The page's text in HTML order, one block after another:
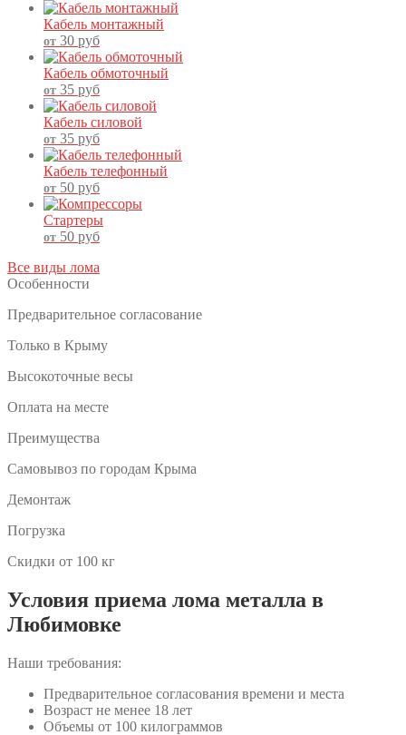
Кабель монтажный
от 30 руб
Кабель обмоточный
от 35 руб
Кабель силовой
от 35 руб
Кабель телефонный
от 50 руб
Стартеры
от 50 руб
Все виды лома
Особенности
Предварительное согласование
Только в Крыму
Высокоточные весы
Оплата на месте
Преимущества
Самовывоз по городам Крыма
Демонтаж
Погрузка
Скидки от 100 кг
Условия приема лома металла в
Любимовке
Наши требования:
Предварительное согласования времени и места
Возраст не менее 18 лет
Объемы от 100 килограммов